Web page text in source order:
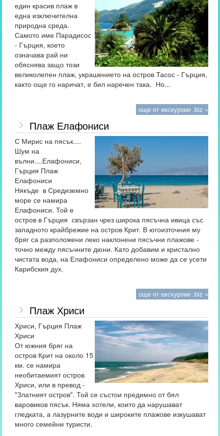
един красив плаж в
една изключителна
природна среда.
Самото име Парадисос
- Гърция, което
означава рай ни
обяснява защо този
великолепен плаж, украшението на остров Тасос - Гърция,
както още го наричат, е бил наречен така. Но...
още от екскурзии .biz »
Плаж Елафониси
С Мирис на пясък....
Шум на
вълни....Елафониси,
Гърция Плаж
Елафониси
Някъде в Средиземно
море се намира
Елафониси. Той е
остров в Гърция свързан чрез широка пясъчна ивица със
западното крайбрежие на остров Крит. В югоизточния му
бряг са разположени леко наклонени пясъчни плажове -
точно между пясъчните дюни. Като добавим и кристално
чистата вода, на Елафониси определено може да се усети
Карибския дух.
още от екскурзии .biz »
Плаж Хриси
Хриси, Гърция Плаж
Хриси
От южния бряг на
остров Крит на около 15
км. се намира
необитаемият остров
Хриси, или в превод -
"Златният остров". Той се състои предимно от бял
варовиков пясък. Няма хотели, които да нарушават
гледката, а лазурните води и широките плажове изкушават
много семейни туристи.